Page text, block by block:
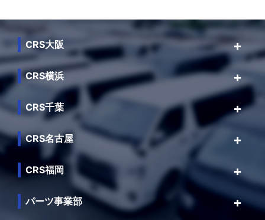
CRS大阪
CRS横浜
CRS千葉
CRS名古屋
CRS福岡
パーツ事業部